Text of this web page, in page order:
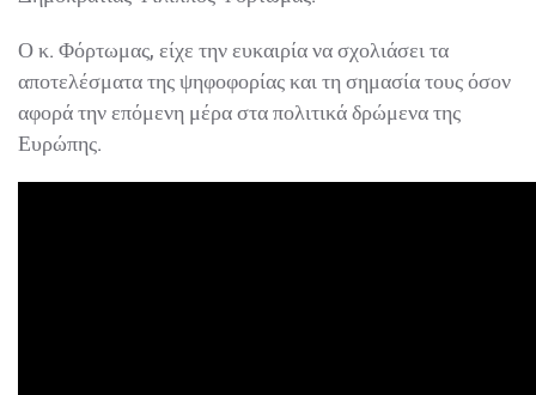
Ο κ. Φόρτωμας, είχε την ευκαιρία να σχολιάσει τα
αποτελέσματα της ψηφοφορίας και τη σημασία τους
όσον αφορά την επόμενη μέρα στα πολιτικά δρώμενα
της Ευρώπης.